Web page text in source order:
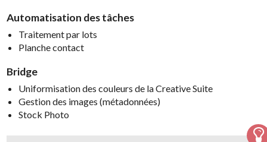
Automatisation des tâches
Traitement par lots
Planche contact
Bridge
Uniformisation des couleurs de la Creative Suite
Gestion des images (métadonnées)
Stock Photo